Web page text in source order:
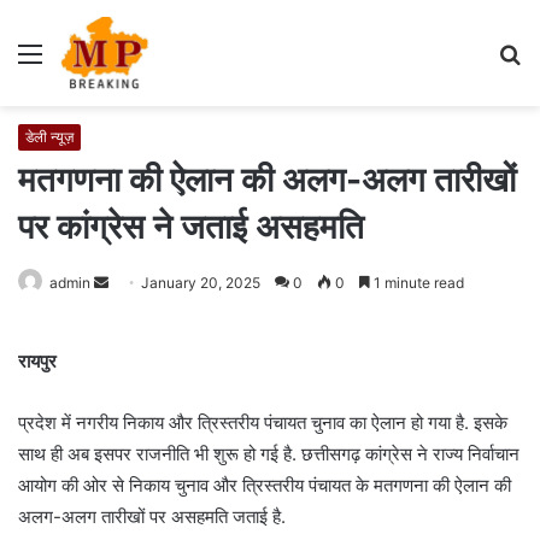
Menu
डेली न्यूज़
मतगणना की ऐलान की अलग-अलग तारीखों
पर कांग्रेस ने जताई असहमति
admin
n
e
m
a
January 20, 2025 0 0 1 minute read
रायपुर
प्रदेश में नगरीय निकाय और त्रिस्तरीय पंचायत चुनाव का ऐलान हो गया है. इसके
साथ ही अब इसपर राजनीति भी शुरू हो गई है. छत्तीसगढ़ कांग्रेस ने राज्य निर्वाचान
आयोग की ओर से निकाय चुनाव और त्रिस्तरीय पंचायत के मतगणना की ऐलान की
अलग-अलग तारीखों पर असहमति जताई है.